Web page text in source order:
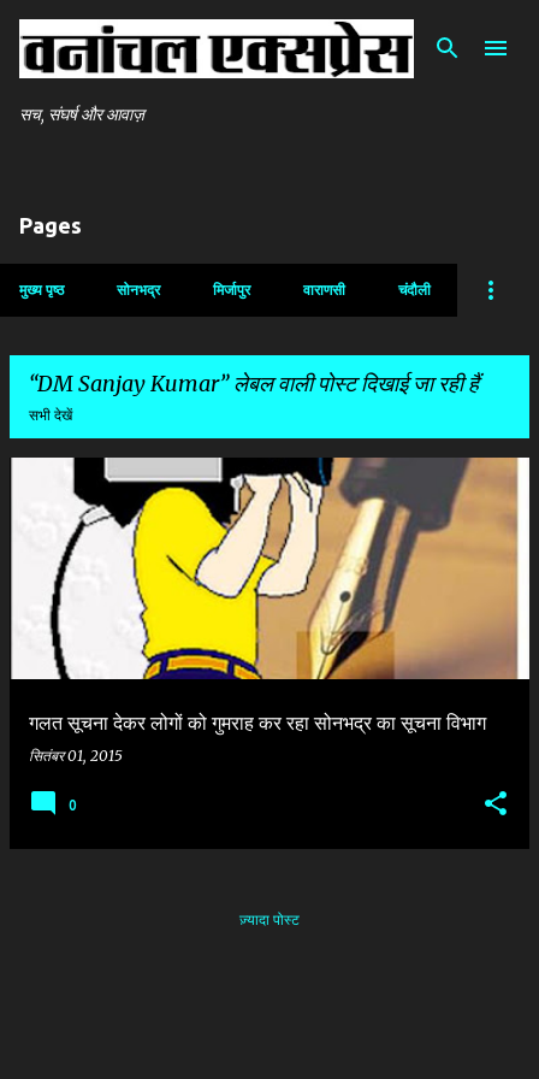
सीधे मुख्य सामग्री पर जाएं
सच, संघर्ष और आवाज़
Pages
मुख्य पृष्ठ सोनभद्र मिर्जापुर वाराणसी चंदौली
DM Sanjay Kumar लेबल वाली पोस्ट दिखाई जा रही हैं
सभी देखें
गलत सूचना देकर लोगों को गुमराह कर रहा सोनभद्र का सूचना विभाग
सितंबर 01, 2015
0
ज़्यादा पोस्ट